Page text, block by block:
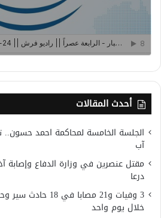
أحدث المقالات
آب
مقتل عنصرين في وزارة الدفاع
درعا
3 وفيات و21 مصابا
خلال يوم واحد